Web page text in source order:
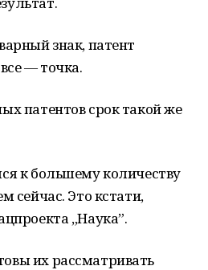
знак, патент
— точка.
патентов срок такой же
к большему количеству
сейчас. Это кстати,
„Наука”.
их рассматривать